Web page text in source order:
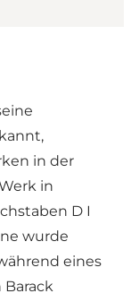
in der
in
D I
wurde
eines
Barack